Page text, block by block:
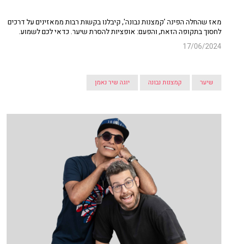
מאז שהחלה הפינה 'קמצנות נבונה', קיבלנו בקשות רבות ממאזינים על דרכים
לחסוך בתקופה הזאת, והפעם: אופציות להסרת שיער. כדאי לכם לשמוע.
17/06/2024
שיער קמצנות נבונה יוגה שיר נאמן